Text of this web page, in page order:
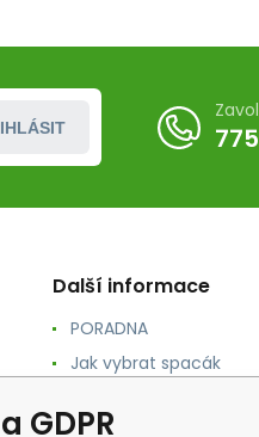
Další informace
PORADNA
Jak vybrat spacák
Jak vybrat karimatku
GDPR